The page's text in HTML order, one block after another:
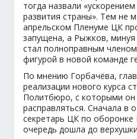
тогда назвали
развития страны». Тем не
апрельском Пленуме ЦК
запущена, а Рыжков, минуя
стал полноправным
фигурой в новой команде
По мнению Горбачёва,
реализации нового курса
Политбюро, с которыми он
расправляться. Сначала в
секретарь ЦК по
очередь дошла до